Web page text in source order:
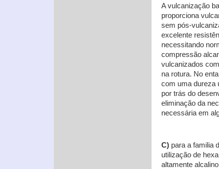
A vulcanização
proporciona
sem pós-
excelente
necessitando
compressão
vulcanizados
na rotura. No
com uma dureza
por trás do
eliminação da
necessária em
C) para a familia
utilização de
altamente